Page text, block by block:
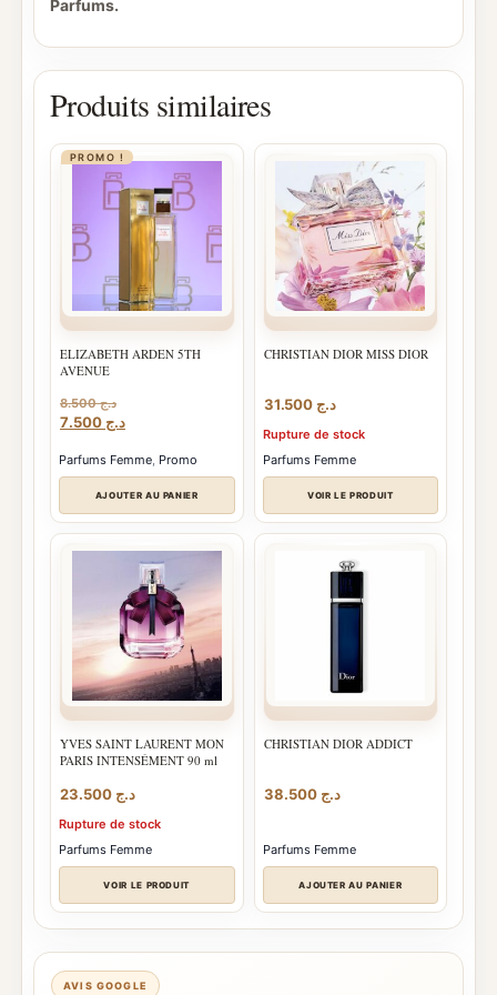
Parfums.
Produits similaires
PROMO !
ELIZABETH ARDEN 5TH
AVENUE
د.ج8.500
Le
initial
était :
د.ج 8.500.
د.جLe
actuel
est :
د.ج 7.500.
Parfums Femme, Promo
AJOUTER AU PANIER
CHRISTIAN DIOR MISS DIOR
د.ج 31.500
Rupture de stock
Parfums Femme
VOIR LE PRODUIT
YVES SAINT LAURENT MON
PARIS INTENSÉMENT 90 ml
د.ج
Rupture de stock
Parfums Femme
VOIR LE PRODUIT
CHRISTIAN DIOR ADDICT
د.ج 38.500
Parfums Femme
AJOUTER AU PANIER
AVIS GOOGLE